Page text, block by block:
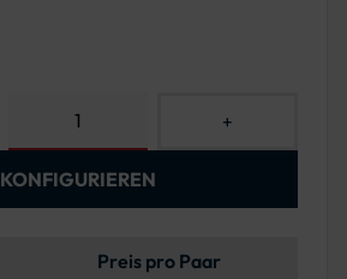
+
KONFIGURIEREN
Preis pro Paar